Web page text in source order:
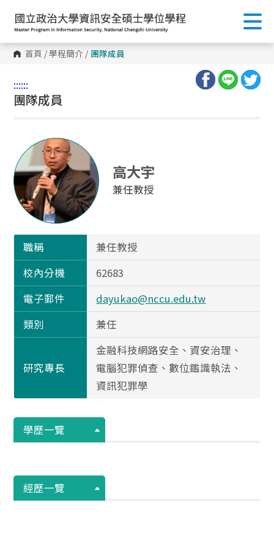
首頁 /學程簡介 / 團隊成員
::::::
團隊成員
高大宇
兼任教授
職稱
兼任教授
校內分機
62683
電子郵件
dayukao@nccu.edu.tw
類別
兼任
研究專長
金融科技網路安全、資安治理、
電腦犯罪偵查、數位鑑識執法、
資訊犯罪學
學歷一覽
經歷一覽